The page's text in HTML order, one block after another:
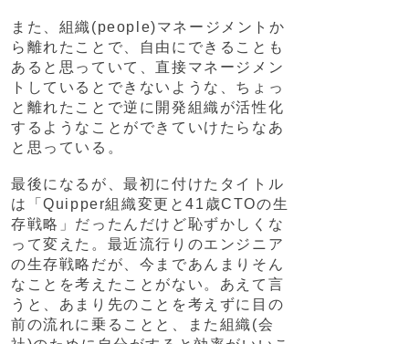
また、組織(people)マネージメントか
ら離れたことで、自由にできることも
あると思っていて、直接マネージメン
トしているとできないような、ちょっ
と離れたことで逆に開発組織が活性化
するようなことができていけたらなあ
と思っている。
最後になるが、最初に付けたタイトル
は「Quipper組織変更と41歳CTOの生
存戦略」だったんだけど恥ずかしくな
って変えた。最近流行りのエンジニア
の生存戦略だが、今まであんまりそん
なことを考えたことがない。あえて言
うと、あまり先のことを考えずに目の
前の流れに乗ることと、また組織(会